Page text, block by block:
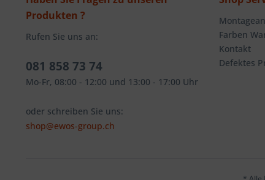
Produkten ?
Rufen Sie uns an:
081 858 73 74
Mo-Fr, 08:00 - 12:00 und 13:00 - 17:00 Uhr
oder schreiben Sie uns:
shop@ewos-group.ch
Farben
Kontakt
Defektes